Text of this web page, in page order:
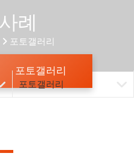
례
포토갤러리
포토갤러리
포토갤러리